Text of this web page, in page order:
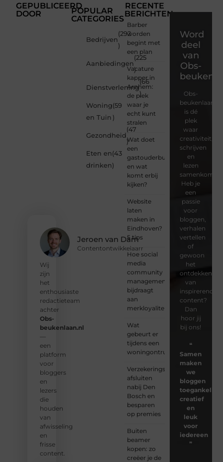
GEPUBLICEERD
DOOR
Jeroen van Dam
Contentontwikkelaarr
Wij
zijn
het
enthousiaste
redactieteam
achter
Obs-
beukenlaan.nl
—
een
platform
voor
bloggers
en
lezers
die
houden
van
afwisseling
en
frisse
content.
POPULAR
CATEGORIES
Bedrijven
(292
)
Aanbiedingen
(225
)
Dienstverlening
(66
)
Woning
en Tuin
(59
)
Gezondheid
(47
)
Eten en
drinken
(43
)
RECENTE
BERICHTEN
Barber
worden
begint met
een plan
Vacature
kapper in
Arnhem:
de plek
waar je
echt kunt
stralen
Wat doet
een
gastouderbureau
en wat
komt erbij
kijken?
Website
laten
maken in
Eindhoven?
5 tips
Hoe social
media
community
management
bijdraagt
aan
merkloyaliteit
Wat
gebeurt er
tijdens een
woningontruiming?
Verzekeringspakket
afsluiten
nabij Den
Bosch en
besparen
op premies
Buiten
beamer
kopen: zo
creëer je de
Word
deel
van
Obs-
Obs-
beukenlaan.nl
is dé
plek
waar
creativiteit,
schrijven
en
lezen
samenkomen.
Heb je
een
passie
voor
bloggen,
verhalen
vertellen
of
gewoon
het
ontdekken
van
inspirerende
content?
Dan
hoor jij
bij ons!
❝
Samen
maken
we
bloggen
toegankelijk,
creatief
en
leuk
voor
iedereen
❞